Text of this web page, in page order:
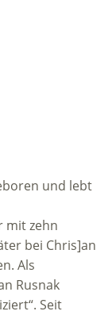
und lebt
mit zehn
bei Chris]an
Als
Rusnak
Seit